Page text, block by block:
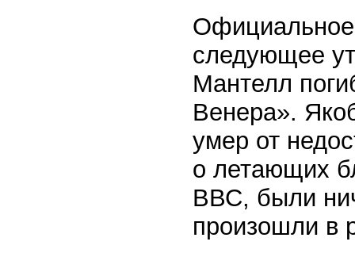
следующее
Мантелл
Венера».
умер от
о летающих
ВВС, были
произошли в